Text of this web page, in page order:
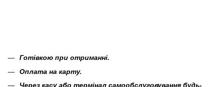
Готівкою при отриманні.
Оплата на карту.
Через касу або термінал самообслуговування будь-